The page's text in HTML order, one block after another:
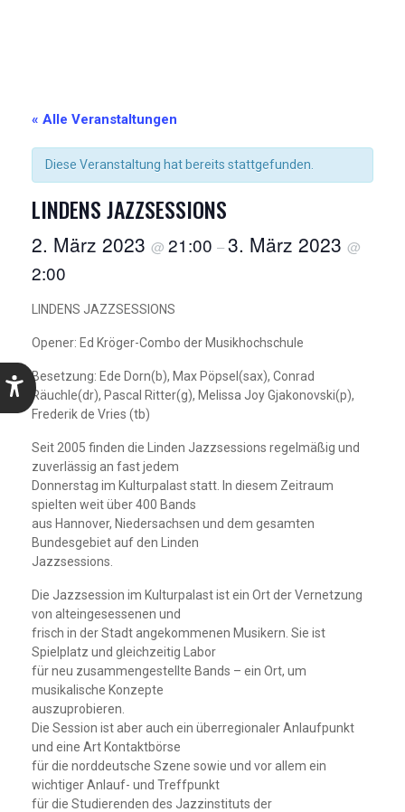
« Alle Veranstaltungen
Diese Veranstaltung hat bereits stattgefunden.
LINDENS JAZZSESSIONS
2. März 2023 @ 21:00 –3. März 2023 @
2:00
LINDENS JAZZSESSIONS
Opener: Ed Kröger-Combo der Musikhochschule
Besetzung: Ede Dorn(b), Max Pöpsel(sax), Conrad
Räuchle(dr), Pascal Ritter(g), Melissa Joy Gjakonovski(p),
Frederik de Vries (tb)
Seit 2005 finden die Linden Jazzsessions regelmäßig und
zuverlässig an fast jedem
Donnerstag im Kulturpalast statt. In diesem Zeitraum
spielten weit über 400 Bands
aus Hannover, Niedersachsen und dem gesamten
Bundesgebiet auf den Linden
Jazzsessions.
Die Jazzsession im Kulturpalast ist ein Ort der Vernetzung
von alteingesessenen und
frisch in der Stadt angekommenen Musikern. Sie ist
Spielplatz und gleichzeitig Labor
für neu zusammengestellte Bands – ein Ort, um
musikalische Konzepte
auszuprobieren.
Die Session ist aber auch ein überregionaler Anlaufpunkt
und eine Art Kontaktbörse
für die norddeutsche Szene sowie und vor allem ein
wichtiger Anlauf- und Treffpunkt
für die Studierenden des Jazzinstituts der